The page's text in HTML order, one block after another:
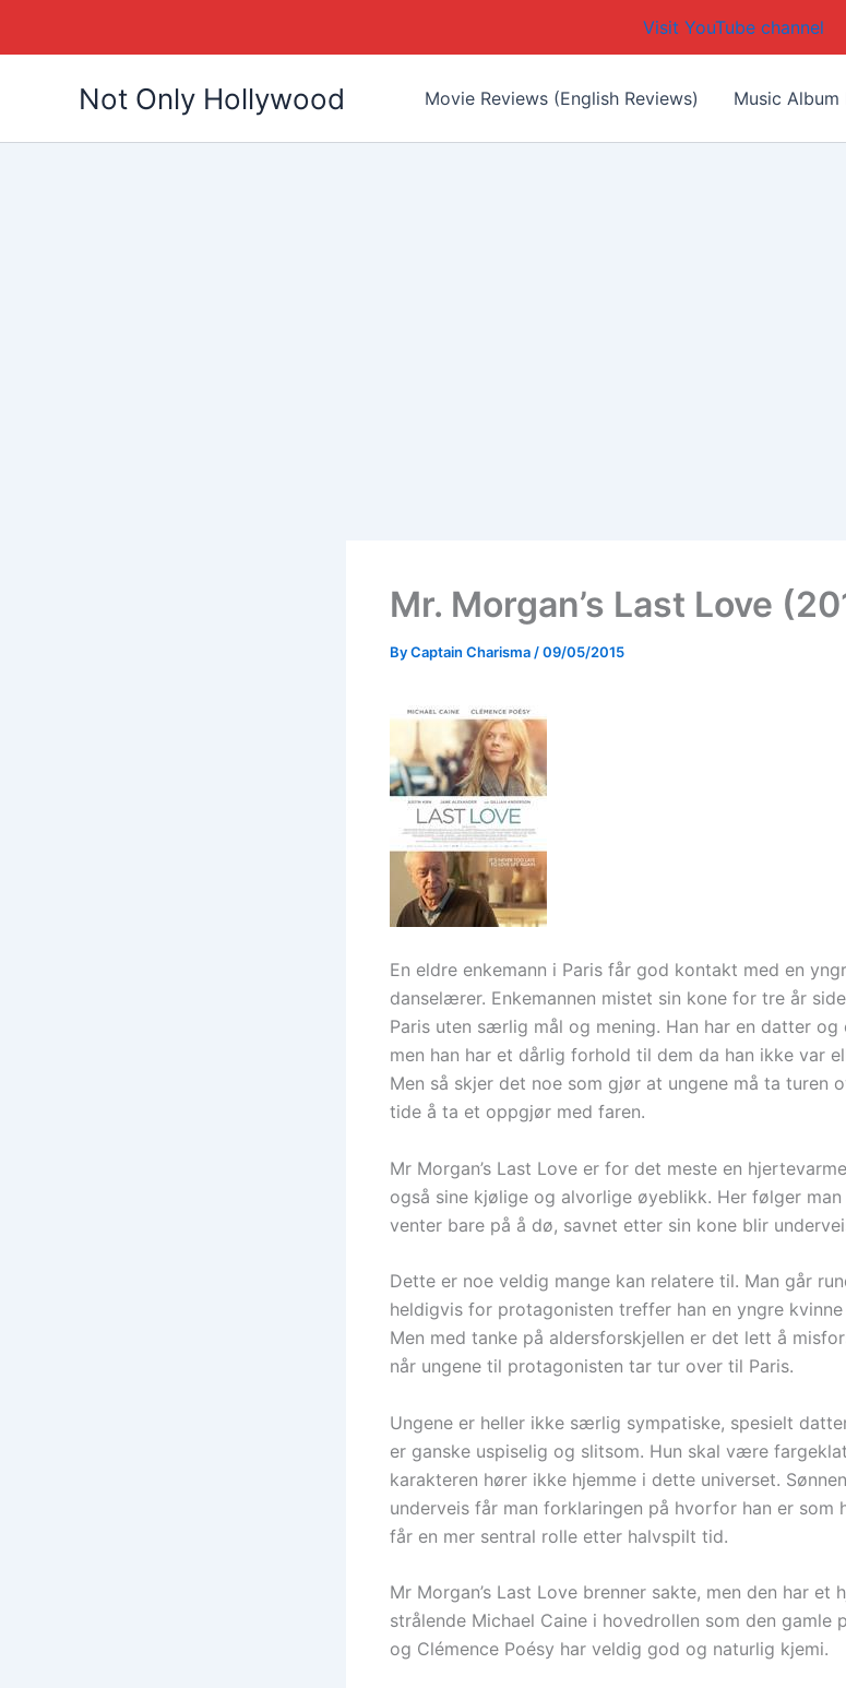
Visit YouTube channel
Not Only Hollywood Movie Reviews (English Reviews) Music Album
Mr. Morgan’s Last Love
ByCaptain Charisma/09/05/2015
En eldre enkemann i Paris får god kontakt med en
danselærer. Enkemannen mistet sin kone for tre år
Paris uten særlig mål og mening. Han har en datter og
men han har et dårlig forhold til dem da han ikke var
Men så skjer det noe som gjør at ungene må ta turen
tide å ta et oppgjør med faren.
Mr Morgan’s Last Love er for det meste en
også sine kjølige og alvorlige øyeblikk. Her følger
venter bare på å dø, savnet etter sin kone blir
Dette er noe veldig mange kan relatere til. Man går
heldigvis for protagonisten treffer han en yngre
Men med tanke på aldersforskjellen er det lett å
når ungene til protagonisten tar tur over til Paris.
Ungene er heller ikke særlig sympatiske, spesielt
er ganske uspiselig og slitsom. Hun skal være
karakteren hører ikke hjemme i dette universet.
underveis får man forklaringen på hvorfor han er som
får en mer sentral rolle etter halvspilt tid.
Mr Morgan’s Last Love brenner sakte, men den har et
strålende Michael Caine i hovedrollen som den gamle
og Clémence Poésy har veldig god og naturlig kjemi.